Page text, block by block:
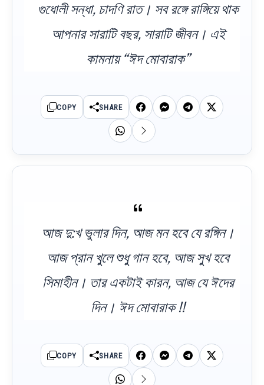
গুধোলী সন্ধা, চাদণি রাত। সব রঙ্গে রাঙ্গিয়ে থাক
আপনার সারাটি বছর, সারাটি জীবন। এই
কামনায় “ঈদ মোবারাক”
COPY SHARE
আজ দু:খ ভুলার দিন, আজ মন হবে যে রঙ্গিন।
আজ প্রান খুলে শুধু গান হবে, আজ সুখ হবে
সিমাহীন। তার একটাই কারন, আজ যে ঈদের
দিন। ঈদ মোবারাক !!
COPY SHARE